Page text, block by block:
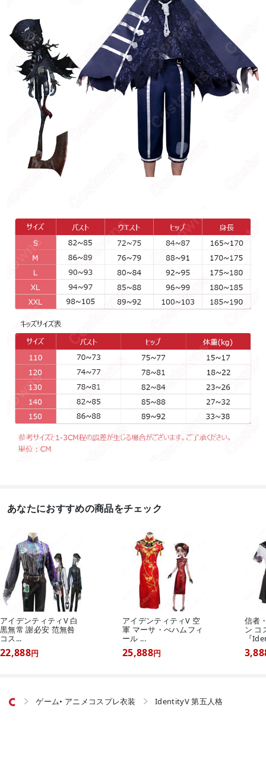
あなたにおすすめの商品をチェック
アイデンティティV 白
黒無常 謝必安 范無咎
コス...
22,888円
アイデンティティV 空
軍 マーサ・べハムフィ
ール ...
25,888円
信者
ン コ
『
 ゲーム• アニメコスプレ衣装  IdentityV 第五人格